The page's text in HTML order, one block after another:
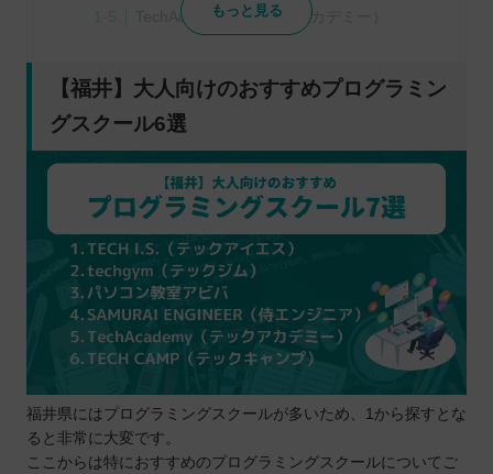
TechAcademy（テックアカデミー）
プログラミングスクールを検討するときの5つのポ
ゴールを決める
SNSなどの口コミや体験談をチェックする
説明会や無料体験レッスンに参加してみる
プログラミングスクールを比較するときの5つのポ
イント
サポートはどのくらい充実しているか
スケジュールに無理はないか
ハイレベルなカリキュラムが用意されてい
もっと見る
【福井】大人向けのおすすめプログラミン
グスクール6選
福井県にはプログラミングスクールが多いため、1から探すとな
ると非常に大変です。
ここからは特におすすめのプログラミングスクールについてご